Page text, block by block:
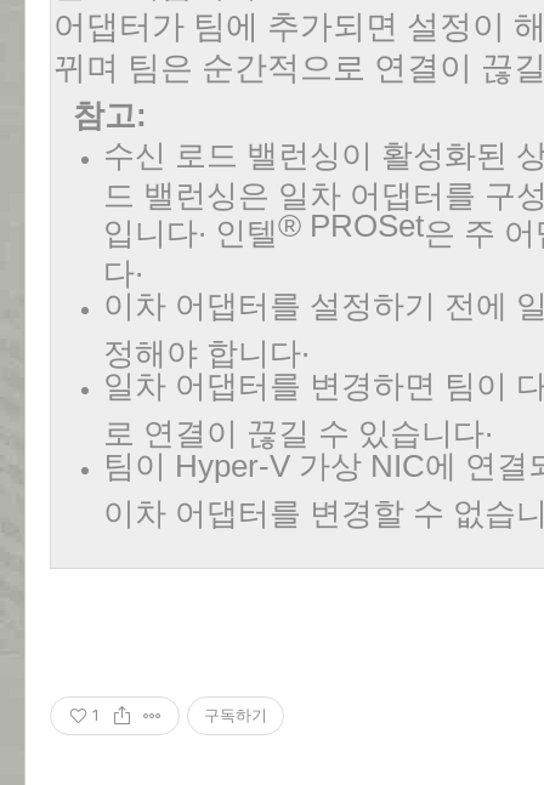
어댑터가 팀에 추가되면 설정이
뀌며 팀은 순간적으로 연결이 끊
참고:
수신 로드 밸런싱이 활성화된
드 밸런싱은 일차 어댑터를 구
입니다. 인텔® PROSet은 주
다.
이차 어댑터를 설정하기 전에
정해야 합니다.
일차 어댑터를 변경하면 팀이
로 연결이 끊길 수 있습니다.
팀이 Hyper-V 가상 NIC에 연결
이차 어댑터를 변경할 수 없습
1 구독하기